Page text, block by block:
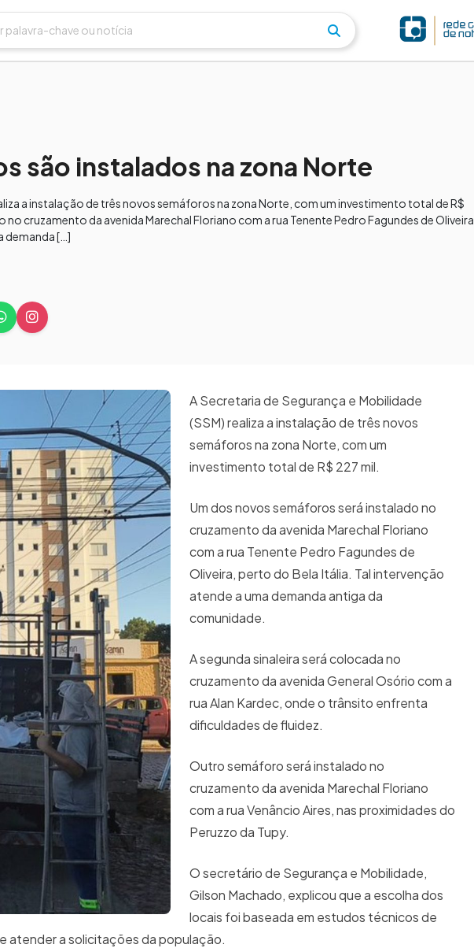
são instalados na zona Norte
a instalação de três novos semáforos na zona Norte, com um investimento total de R$
cruzamento da avenida Marechal Floriano com a rua Tenente Pedro Fagundes de Oliveira,
demanda […]
A Secretaria de Segurança e Mobilidade
(SSM) realiza a instalação de três novos
semáforos na zona Norte, com um
investimento total de R$ 227 mil.
Um dos novos semáforos será instalado no
cruzamento da avenida Marechal Floriano
com a rua Tenente Pedro Fagundes de
Oliveira, perto do Bela Itália. Tal intervenção
atende a uma demanda antiga da
comunidade.
A segunda sinaleira será colocada no
cruzamento da avenida General Osório com a
rua Alan Kardec, onde o trânsito enfrenta
dificuldades de fluidez.
Outro semáforo será instalado no
cruzamento da avenida Marechal Floriano
com a rua Venâncio Aires, nas proximidades do
Peruzzo da Tupy.
O secretário de Segurança e Mobilidade,
Gilson Machado, explicou que a escolha dos
locais foi baseada em estudos técnicos de
atender a solicitações da população.